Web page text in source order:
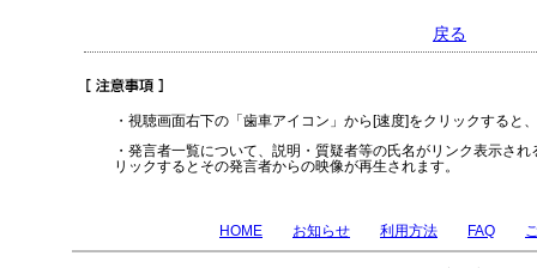
戻る
・視聴画面右下の「歯車アイコン」から[速度]をクリックすると
・発言者一覧について、説明・質疑者等の氏名がリンク表示さ
リックするとその発言者からの映像が再生されます。
HOME お知らせ 利用方法 FAQ